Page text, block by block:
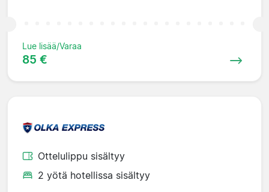
Lue lisää/Varaa
85 €
Ottelulippu sisältyy
2 yötä hotellissa sisältyy